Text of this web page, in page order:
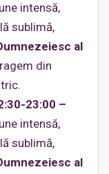
intensă,
sublimă,
al
din
23:00 –
intensă,
sublimă,
al